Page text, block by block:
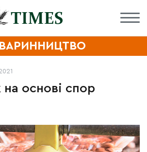
на основі спор